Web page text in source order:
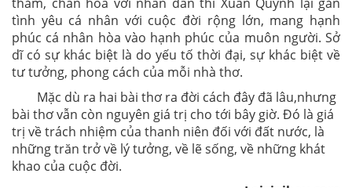
tình yêu cá nhân với cuộc đời rộng lớn, mang hạnh
phúc cá nhân hòa vào hạnh phúc của muôn người. Sở
dĩ có sự khác biệt là do yếu tố thời đại, sự khác biệt về
tư tưởng, phong cách của mỗi nhà thơ.
Mặc dù ra hai bài thơ ra đời cách đây đã lâu,nhưng
bài thơ vẫn còn nguyên giá trị cho tới bây giờ. Đó là giá
trị về trách nhiệm của thanh niên đối với đất nước, là
những trăn trở về lý tưởng, về lẽ sống, về những khát
khao của cuộc đời.